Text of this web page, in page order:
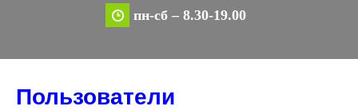
пн-сб – 8.30-19.00
Пользователи